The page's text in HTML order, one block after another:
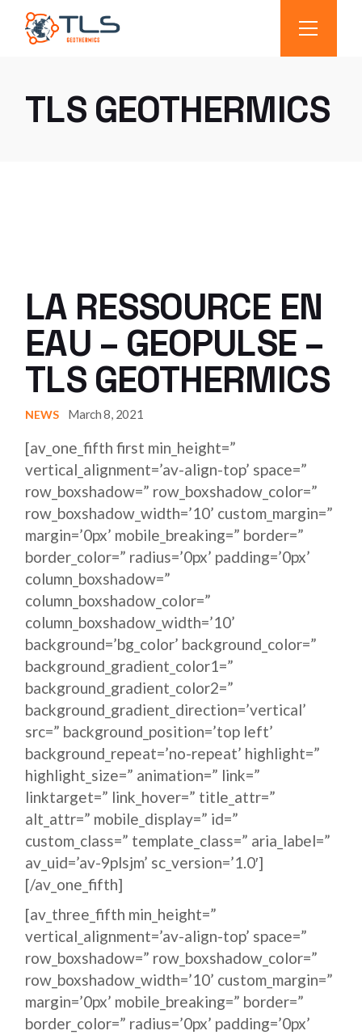
TLS GEOTHERMICS
LA RESSOURCE EN
EAU – GEOPULSE –
TLS GEOTHERMICS
NEWS March 8, 2021
[av_one_fifth first min_height=”
vertical_alignment=’av-align-top’ space=”
row_boxshadow=” row_boxshadow_color=”
row_boxshadow_width=’10’ custom_margin=”
margin=’0px’ mobile_breaking=” border=”
border_color=” radius=’0px’ padding=’0px’
column_boxshadow=”
column_boxshadow_color=”
column_boxshadow_width=’10’
background=’bg_color’ background_color=”
background_gradient_color1=”
background_gradient_color2=”
background_gradient_direction=’vertical’
src=” background_position=’top left’
background_repeat=’no-repeat’ highlight=”
highlight_size=” animation=” link=”
linktarget=” link_hover=” title_attr=”
alt_attr=” mobile_display=” id=”
custom_class=” template_class=” aria_label=”
av_uid=’av-9plsjm’ sc_version=’1.0′]
[/av_one_fifth]
[av_three_fifth min_height=”
vertical_alignment=’av-align-top’ space=”
row_boxshadow=” row_boxshadow_color=”
row_boxshadow_width=’10’ custom_margin=”
margin=’0px’ mobile_breaking=” border=”
border_color=” radius=’0px’ padding=’0px’